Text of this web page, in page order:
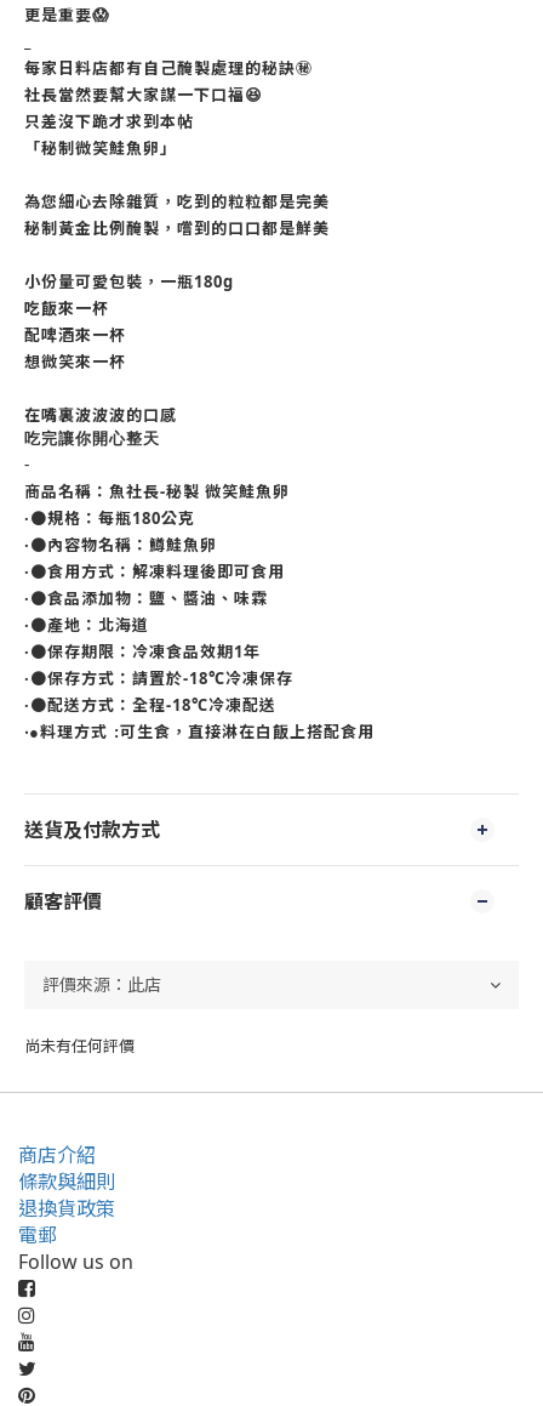
更是重要😱
每家日料店都有自己醃製處理的秘訣㊙️
社長當然要幫大家謀一下口福😆
只差沒下跪才求到本帖
「秘制微笑鮭魚卵」
為您細心去除雜質，吃到的粒粒都是完美
秘制黃金比例醃製，嚐到的口口都是鮮美
小份量可愛包裝，一瓶180g
吃飯來一杯
配啤酒來一杯
想微笑來一杯
在嘴裏波波波的口感
吃完讓你開心整天
-
商品名稱：魚社長-秘製 微笑鮭魚卵
‧●規格：每瓶180公克
‧●內容物名稱：鱒鮭魚卵
‧●食用方式：解凍料理後即可食用
‧●食品添加物： 鹽、醬油、味霖
‧●產地：北海道
‧●保存期限：冷凍食品效期1年
‧●保存方式：請置於-18℃冷凍保存
‧●配送方式：全程-18℃冷凍配送
‧●料理方式 :可生食，直接淋在白飯上搭配食用
送貨及付款方式
顧客評價
尚未有任何評價
商店介紹
條款與細則
退換貨政策
電郵
Follow us on